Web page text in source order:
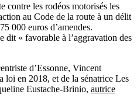
contre les rodéos motorisés les
au Code de la route à un délit
000 euros d’amendes.
dit « favorable à l’aggravation des
d’Essonne, Vincent
loi en 2018, et de la sénatrice Les
Eustache-Brinio, autrice